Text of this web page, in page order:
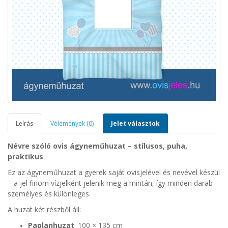
Leírás Vélemények (0) Jelet választok
Névre szóló ovis ágyneműhuzat – stílusos, puha,
praktikus
Ez az ágyneműhuzat a gyerek saját ovisjelével és nevével készül
– a jel finom vízjelként jelenik meg a mintán, így minden darab
személyes és különleges.
A huzat két részből áll:
Paplanhuzat: 100 × 135 cm